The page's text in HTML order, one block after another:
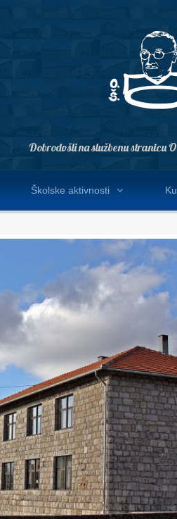
Dobrodošli na službenu stranicu
Školske aktivnosti